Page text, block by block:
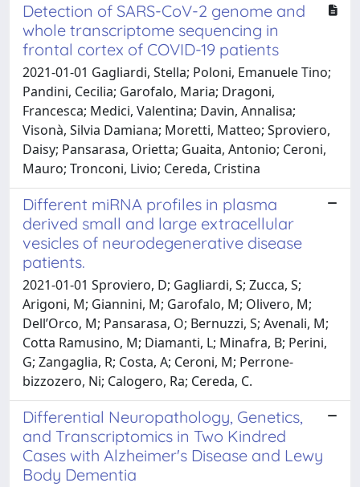
Detection of SARS-CoV-2 genome and
whole transcriptome sequencing in
frontal cortex of COVID-19 patients
2021-01-01 Gagliardi, Stella; Poloni, Emanuele Tino;
Pandini, Cecilia; Garofalo, Maria; Dragoni,
Francesca; Medici, Valentina; Davin, Annalisa;
Visonà, Silvia Damiana; Moretti, Matteo; Sproviero,
Daisy; Pansarasa, Orietta; Guaita, Antonio; Ceroni,
Mauro; Tronconi, Livio; Cereda, Cristina
Different miRNA profiles in plasma
derived small and large extracellular
vesicles of neurodegenerative disease
patients.
2021-01-01 Sproviero, D; Gagliardi, S; Zucca, S;
Arigoni, M; Giannini, M; Garofalo, M; Olivero, M;
Dell’Orco, M; Pansarasa, O; Bernuzzi, S; Avenali, M;
Cotta Ramusino, M; Diamanti, L; Minafra, B; Perini,
G; Zangaglia, R; Costa, A; Ceroni, M; Perrone‐
bizzozero, Ni; Calogero, Ra; Cereda, C.
Differential Neuropathology, Genetics,
and Transcriptomics in Two Kindred
Cases with Alzheimer's Disease and Lewy
Body Dementia